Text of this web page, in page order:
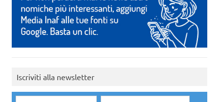
Iscriviti alla newsletter